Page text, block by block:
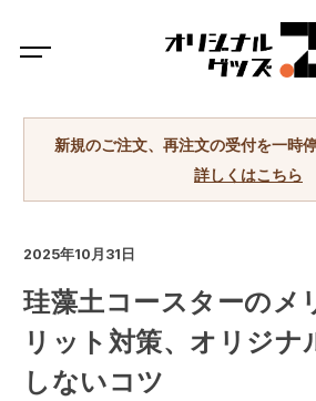
新規のご注文、再注文の受付を一時
詳しくはこちら
2025年10月31日
珪藻土コースターのメ
リット対策、オリジナ
しないコツ